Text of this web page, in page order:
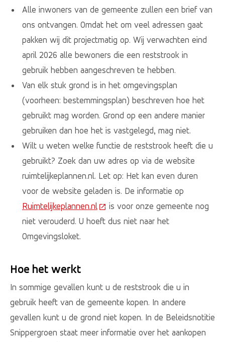
Alle inwoners van de gemeente zullen een brief van
ons ontvangen. Omdat het om veel adressen gaat
pakken wij dit projectmatig op. Wij verwachten eind
april 2026 alle bewoners die een reststrook in
gebruik hebben aangeschreven te hebben.
Van elk stuk grond is in het omgevingsplan
(voorheen: bestemmingsplan) beschreven hoe het
gebruikt mag worden. Grond op een andere manier
gebruiken dan hoe het is vastgelegd, mag niet.
Wilt u weten welke functie de reststrook heeft die u
gebruikt? Zoek dan uw adres op via de website
ruimtelijkeplannen.nl. Let op: Het kan even duren
voor de website geladen is. De informatie op
Ruimtelijkeplannen.nl(Deze link gaat naar een externe
is voor onze gemeente nog
niet verouderd. U hoeft dus niet naar het
Omgevingsloket.
Hoe het werkt
In sommige gevallen kunt u de reststrook die u in
gebruik heeft van de gemeente kopen. In andere
gevallen kunt u de grond niet kopen. In de Beleidsnotitie
Snippergroen staat meer informatie over het aankopen